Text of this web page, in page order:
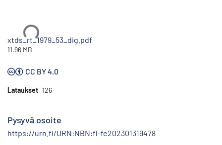
Ladataan...
xtds_rt_1979_53_dig.pdf
11.96 MB
CC BY 4.0
Lataukset 126
Pysyvä osoite
https://urn.fi/URN:NBN:fi-fe202301319478